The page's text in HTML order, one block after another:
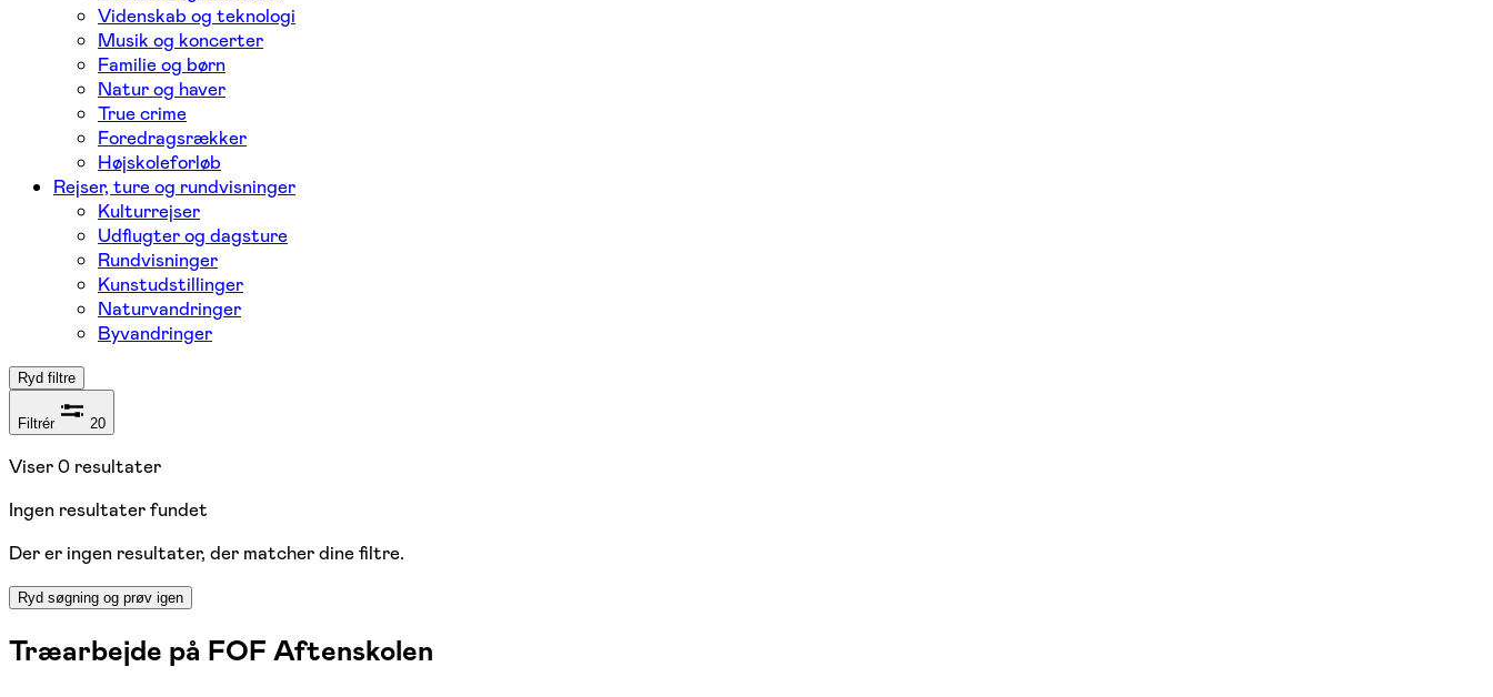
Videnskab og teknologi
Musik og koncerter
Familie og børn
Natur og haver
True crime
Foredragsrækker
Højskoleforløb
Rejser, ture og rundvisninger
Kulturrejser
Udflugter og dagsture
Rundvisninger
Kunstudstillinger
Naturvandringer
Byvandringer
Ryd filtre
Filtrér 20
Viser0 resultater
Ingen resultater fundet
Der er ingen resultater, der matcher dine filtre.
Ryd søgning og prøv igen
Træarbejde på FOF Aftenskolen